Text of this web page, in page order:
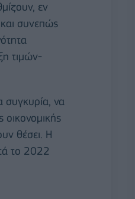
εν
συνεπώς
τιμών-
συγκυρία, να
οικονομικής
θέσει. Η
το 2022